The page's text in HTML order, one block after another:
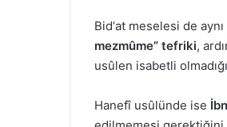
Bid‘at meselesi de
mezmûme” tefriki,
usûlen isabetli
Hanefî usûlünde ise